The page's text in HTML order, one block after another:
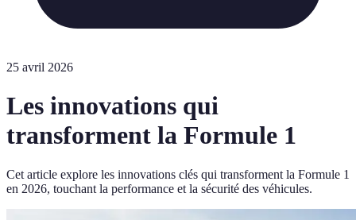
25 avril 2026
Les innovations qui
transforment la Formule 1
Cet article explore les innovations clés qui transforment la Formule 1
en 2026, touchant la performance et la sécurité des véhicules.